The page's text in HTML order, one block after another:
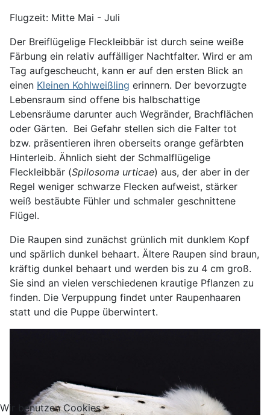
Flugzeit: Mitte Mai - Juli
Der Breiflügelige Fleckleibbär ist durch seine weiße
Färbung ein relativ auffälliger Nachtfalter. Wird er am
Tag aufgescheucht, kann er auf den ersten Blick an
einen Kleinen Kohlweißling erinnern. Der bevorzugte
Lebensraum sind offene bis halbschattige
Lebensräume darunter auch Wegränder, Brachflächen
oder Gärten. Bei Gefahr stellen sich die Falter tot
bzw. präsentieren ihren oberseits orange gefärbten
Hinterleib. Ähnlich sieht der Schmalflügelige
Fleckleibbär (Spilosoma urticae) aus, der aber in der
Regel weniger schwarze Flecken aufweist, stärker
weiß bestäubte Fühler und schmaler geschnittene
Flügel.
Die Raupen sind zunächst grünlich mit dunklem Kopf
und spärlich dunkel behaart. Ältere Raupen sind braun,
kräftig dunkel behaart und werden bis zu 4 cm groß.
Sie sind an vielen verschiedenen krautige Pflanzen zu
finden. Die Verpuppung findet unter Raupenhaaren
statt und die Puppe überwintert.
Wir benutzen Cookies